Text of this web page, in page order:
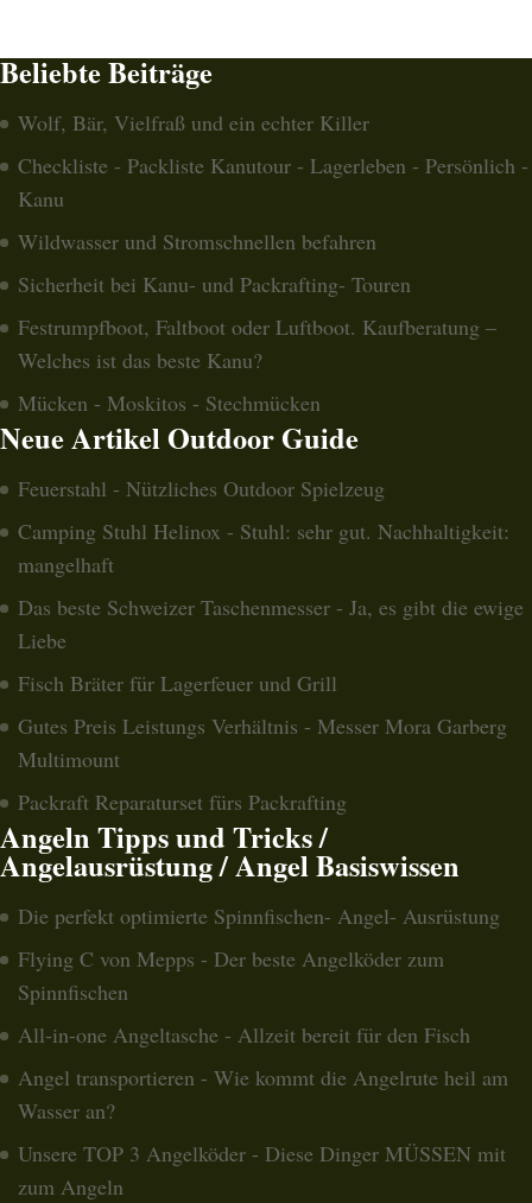
Beliebte Beiträge
Wolf, Bär, Vielfraß und ein echter Killer
Checkliste - Packliste Kanutour - Lagerleben - Persönlich -
Kanu
Wildwasser und Stromschnellen befahren
Sicherheit bei Kanu- und Packrafting- Touren
Festrumpfboot, Faltboot oder Luftboot. Kaufberatung –
Welches ist das beste Kanu?
Mücken - Moskitos - Stechmücken
Neue Artikel Outdoor Guide
Feuerstahl - Nützliches Outdoor Spielzeug
Camping Stuhl Helinox - Stuhl: sehr gut. Nachhaltigkeit:
mangelhaft
Das beste Schweizer Taschenmesser - Ja, es gibt die ewige
Liebe
Fisch Bräter für Lagerfeuer und Grill
Gutes Preis Leistungs Verhältnis - Messer Mora Garberg
Multimount
Packraft Reparaturset fürs Packrafting
Angeln Tipps und Tricks /
Angelausrüstung / Angel Basiswissen
Die perfekt optimierte Spinnfischen- Angel- Ausrüstung
Flying C von Mepps - Der beste Angelköder zum
Spinnfischen
All-in-one Angeltasche - Allzeit bereit für den Fisch
Angel transportieren - Wie kommt die Angelrute heil am
Wasser an?
Unsere TOP 3 Angelköder - Diese Dinger MÜSSEN mit
zum Angeln